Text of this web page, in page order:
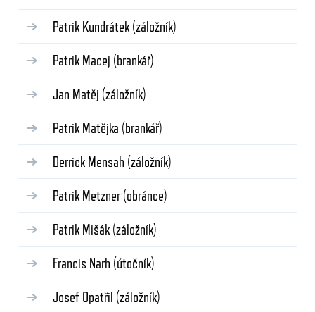
Patrik Kundrátek (záložník)
Patrik Macej (brankář)
Jan Matěj (záložník)
Patrik Matějka (brankář)
Derrick Mensah (záložník)
Patrik Metzner (obránce)
Patrik Mišák (záložník)
Francis Narh (útočník)
Josef Opatřil (záložník)